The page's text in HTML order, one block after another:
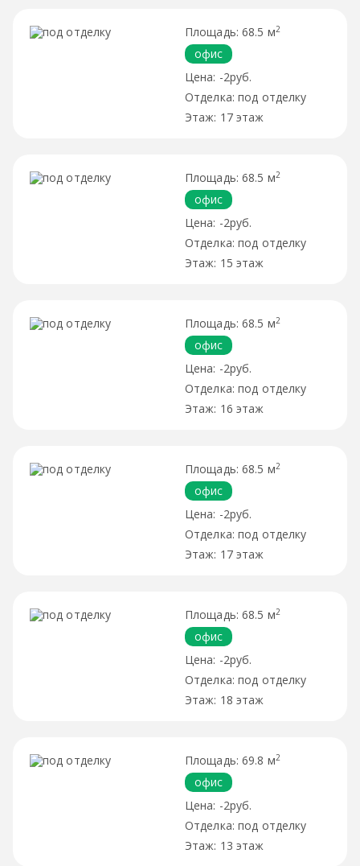
68.5 м2
офис
-2руб.
под отделку
17 этаж
68.5 м2
офис
-2руб.
под отделку
15 этаж
68.5 м2
офис
-2руб.
под отделку
16 этаж
68.5 м2
офис
-2руб.
под отделку
17 этаж
68.5 м2
офис
-2руб.
под отделку
18 этаж
69.8 м2
офис
-2руб.
под отделку
13 этаж